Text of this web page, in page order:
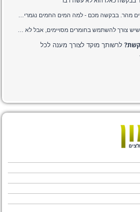
שלום, המים החמים נגמרים מהר. בבקשה מכם - למה המים החמים נגמרים מהר???
במאמרים שלכם כתבתם שיש צורך להשתמש בחומרים מסויימים, אבל לא פירטתם את הסוגים שצריך להשתמש בהם, האם תוכלו לספר לנו באיזה חומרים צריך להשתמש בעת ניקוי ספות ???
לרשותך מוקד לצורך מענה לכל